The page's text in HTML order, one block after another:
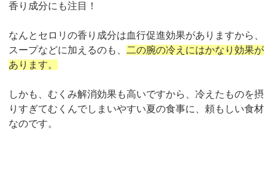
香り成分にも注目！
なんとセロリの香り成分は血行促進効果がありますから、
スープなどに加えるのも、 二の腕の冷えにはかなり効果が
あります。
しかも、むくみ解消効果も高いですから、冷えたものを摂
りすぎてむくんでしまいやすい夏の食事に、頼もしい食材
なのです。